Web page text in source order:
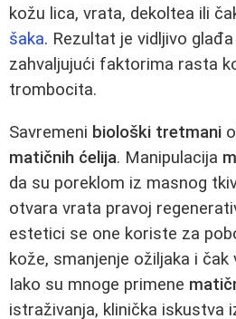
kožu lica, vrata, dekoltea ili
šaka. Rezultat je vidljivo
zahvaljujući faktorima rasta
trombocita.
Savremeni biološki tretmani
matičnih ćelija. Manipulacija
da su poreklom iz masnog
otvara vrata pravoj
estetici se one koriste za
kože, smanjenje ožiljaka i čak
Iako su mnoge primene
istraživanja, klinička iskustva